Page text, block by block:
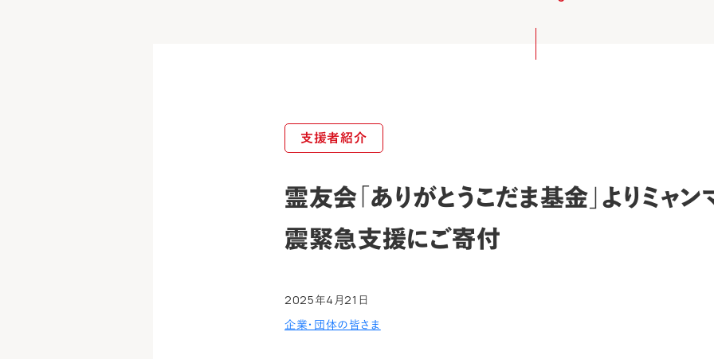
支援者紹介
霊友会「ありがとうこだま基金」よりミャ
震緊急支援にご寄付
2025年4月21日
企業・団体の皆さま